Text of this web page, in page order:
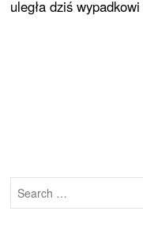
uległa dziś